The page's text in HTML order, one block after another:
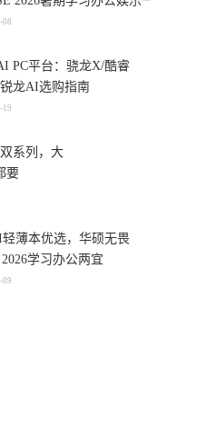
08
PC平台：骁龙X/酷睿
龙AI选购指南
19
系列，大
要
轻薄本优选，华硕无畏
2026学习办公两宜
09